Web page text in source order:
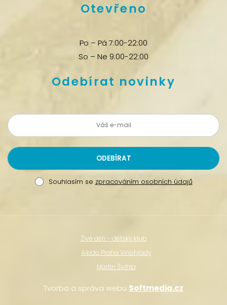
Otevřeno
Po – Pá 7:00-22:00
So – Ne 9:00-22:00
Odebírat novinky
Souhlasím se zpracováním osobních údajů
Živé děti – dětský klub
Aikido Praha Vinohrady
Martin Švihla
Tvorba a správa webu Softmedia.cz